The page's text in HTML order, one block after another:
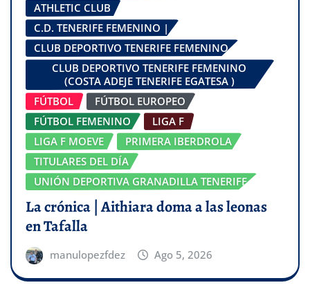
ATHLETIC CLUB
C.D. TENERIFE FEMENINO |
CLUB DEPORTIVO TENERIFE FEMENINO
CLUB DEPORTIVO TENERIFE FEMENINO
(COSTA ADEJE TENERIFE EGATESA )
FÚTBOL
FÚTBOL EUROPEO
FÚTBOL FEMENINO
LIGA F
LIGA F MOEVE
PRIMERA IBERDROLA
TITULARES DEL DÍA
UNIÓN DEPORTIVA GRANADILLA TENERIFE
La crónica | Aithiara doma a las leonas
en Tafalla
manulopezfdez Ago 5, 2026